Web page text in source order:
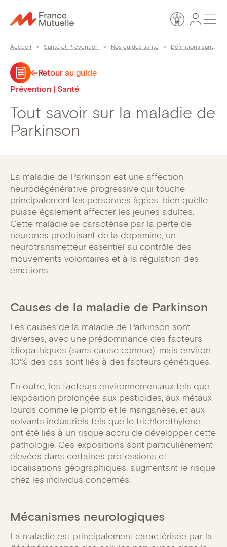
au
Accessibilité
Espace
Accueil > Santé et Prévention > Nos guides santé > Définitions santé
Retour au guide
Prévention | Santé
Tout savoir sur la maladie de
Parkinson
La maladie de Parkinson est une affection
neurodégénérative progressive qui touche
principalement les personnes âgées, bien qu’elle
puisse également affecter les jeunes adultes.
Cette maladie se caractérise par la perte de
neurones produisant de la dopamine, un
neurotransmetteur essentiel au contrôle des
mouvements volontaires et à la régulation des
émotions.
Causes de la maladie de Parkinson
Les causes de la maladie de Parkinson sont
diverses, avec une prédominance des facteurs
idiopathiques (sans cause connue), mais environ
10% des cas sont liés à des facteurs génétiques.
En outre, les facteurs environnementaux tels que
l’exposition prolongée aux pesticides, aux métaux
lourds comme le plomb et le manganèse, et aux
solvants industriels tels que le trichloréthylène,
ont été liés à un risque accru de développer cette
pathologie. Ces expositions sont particulièrement
élevées dans certaines professions et
localisations géographiques, augmentant le risque
chez les individus concernés.
Mécanismes neurologiques
La maladie est principalement caractérisée par la